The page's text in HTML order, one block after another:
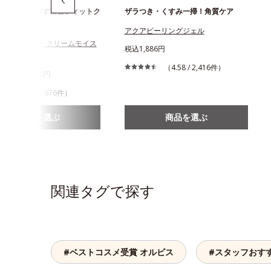
弾力感を宿す濃密フィットク
ユー ドット クリームモイス
円～3,960円
（4.22 / 676件）
商品を選ぶ
ザラつき・くすみ一掃！角質ケア
アクアピーリングジェル
税込1,886円
（4.58 / 2,416件）
商品を選ぶ
関連タグで探す
#ベストコスメ受賞 オルビス #スタッフおす